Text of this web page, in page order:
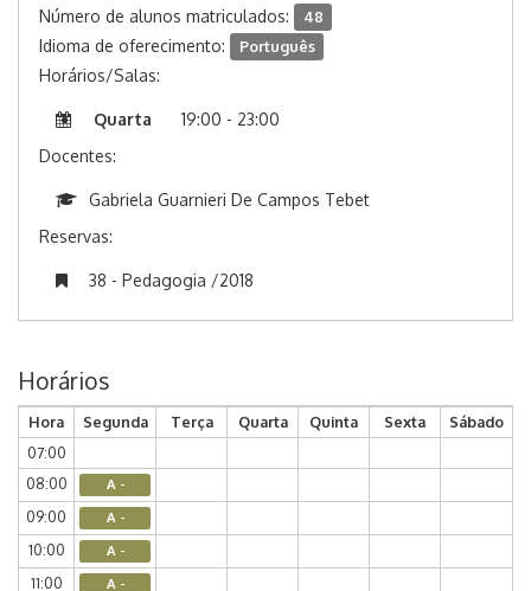
Número de alunos matriculados: 48
Idioma de oferecimento: Português
Horários/Salas:
Quarta
19:00 - 23:00
Docentes:
Gabriela Guarnieri De Campos Tebet
Reservas:
38 - Pedagogia /2018
Horários
Hora Segunda Terça Quarta Quinta Sexta
Sábado
07:00
08:00
A -
09:00 A -
10:00 A -
11:00 A -